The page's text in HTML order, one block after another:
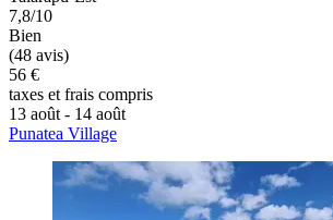
7,8/10
Bien
(48 avis)
56 €
taxes et frais compris
13 août - 14 août
Punatea Village